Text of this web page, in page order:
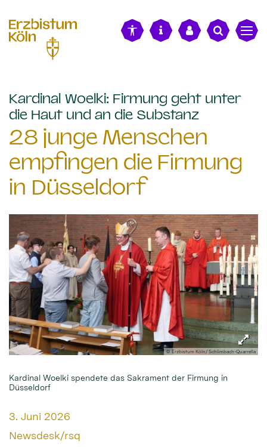
Kardinal Woelki: Firmung geht unter
die Haut und an die Substanz
28 junge Menschen
empfingen die Firmung
in Düsseldorf
© Erzbistum Köln/ Schlimbach-Quarrella
Kardinal Woelki spendete das Sakrament der Firmung in
Düsseldorf
Datum:
3. Juni 2026
Von:
Newsdesk/rsq